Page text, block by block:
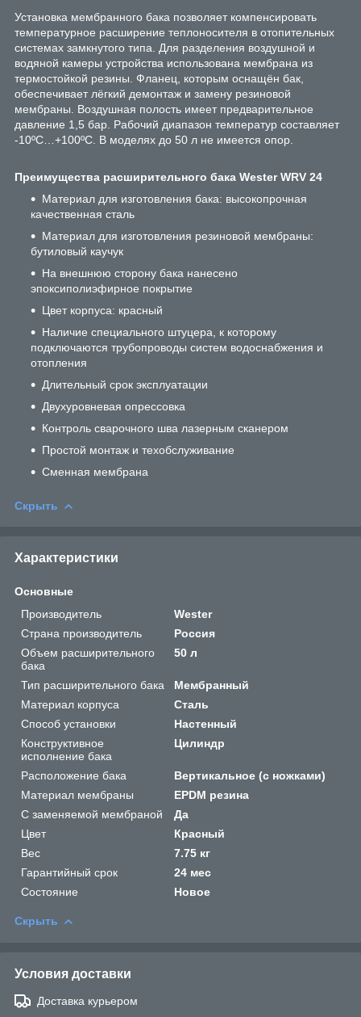
Установка мембранного бака позволяет компенсировать
температурное расширение теплоносителя в отопительных
системах замкнутого типа. Для разделения воздушной и
водяной камеры устройства использована мембрана из
термостойкой резины. Фланец, которым оснащён бак,
обеспечивает лёгкий демонтаж и замену резиновой
мембраны. Воздушная полость имеет предварительное
давление 1,5 бар. Рабочий диапазон температур составляет
-10ºС…+100ºС. В моделях до 50 л не имеется опор.
Преимущества расширительного бака Wester WRV 24
Материал для изготовления бака: высокопрочная
качественная сталь
Материал для изготовления резиновой мембраны:
бутиловый каучук
На внешнюю сторону бака нанесено
эпоксиполиэфирное покрытие
Цвет корпуса: красный
Наличие специального штуцера, к которому
подключаются трубопроводы систем водоснабжения и
отопления
Длительный срок эксплуатации
Двухуровневая опрессовка
Контроль сварочного шва лазерным сканером
Простой монтаж и техобслуживание
Сменная мембрана
Скрыть
Характеристики
Основные
Производитель
Wester
Страна производитель
Россия
Объем расширительного
бака
50 л
Тип расширительного бака
Мембранный
Материал корпуса
Сталь
Способ установки
Настенный
Конструктивное
исполнение бака
Цилиндр
Расположение бака
Вертикальное (с ножками)
Материал мембраны
EPDM резина
С заменяемой мембраной
Да
Цвет
Красный
Вес
7.75 кг
Гарантийный срок
24 мес
Состояние
Новое
Скрыть
Условия доставки
Доставка курьером